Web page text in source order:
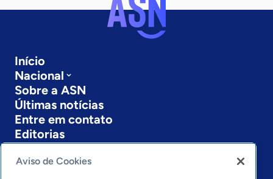
Início
Nacional
Sobre a ASN
Últimas notícias
Entre em contato
Editorias
Economia & Política
Aviso de Cookies